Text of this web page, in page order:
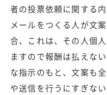
者の投票依頼に関する
メールをつくる人が文
合、これは、その人個
ますので報酬は払えな
な指示のもと、文案も
や送信を行うにすぎな